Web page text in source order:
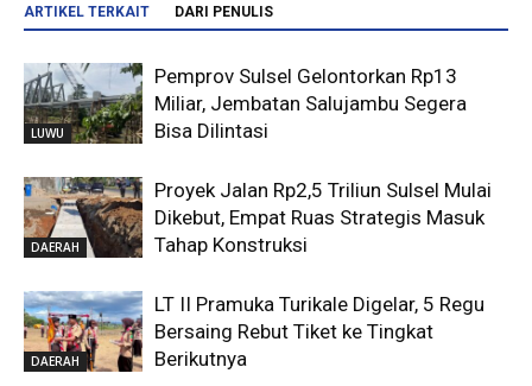
ARTIKEL TERKAIT DARI PENULIS
LUWU
Pemprov Sulsel Gelontorkan Rp13
Miliar, Jembatan Salujambu Segera
Bisa Dilintasi
DAERAH
Proyek Jalan Rp2,5 Triliun Sulsel Mulai
Dikebut, Empat Ruas Strategis Masuk
Tahap Konstruksi
DAERAH
LT II Pramuka Turikale Digelar, 5 Regu
Bersaing Rebut Tiket ke Tingkat
Berikutnya